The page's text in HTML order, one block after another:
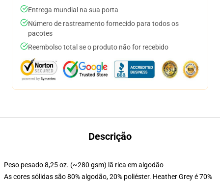
Entrega mundial na sua porta
Número de rastreamento fornecido para todos os
pacotes
Reembolso total se o produto não for recebido
Descrição
Peso pesado 8,25 oz. (~280 gsm) lã rica em algodão
As cores sólidas são 80% algodão, 20% poliéster. Heather Grey é 70%